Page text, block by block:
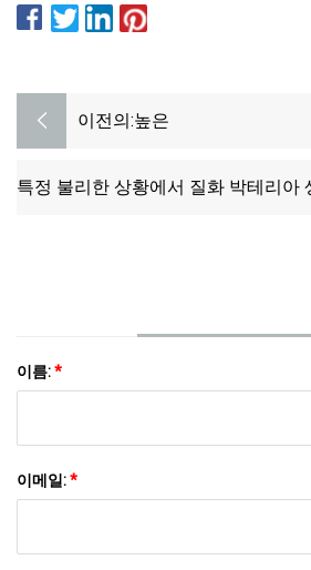
이전의:높은
특정 불리한 상황에서 질화 박테리아
이름:*
이메일:*